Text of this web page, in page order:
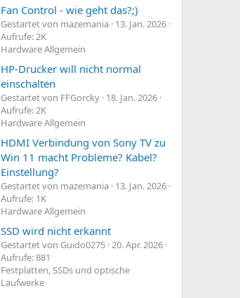
Fan Control - wie geht das?;)
Gestartet von mazemania 13. Jan. 2026
Aufrufe: 2K
Hardware Allgemein
HP-Drucker will nicht normal
einschalten
Gestartet von FFGorcky 18. Jan. 2026
Aufrufe: 2K
Hardware Allgemein
HDMI Verbindung von Sony TV zu
Win 11 macht Probleme? Kabel?
Einstellung?
Gestartet von mazemania 13. Jan. 2026
Aufrufe: 1K
Hardware Allgemein
SSD wird nicht erkannt
Gestartet von Guido0275 20. Apr. 2026
Aufrufe: 881
Festplatten, SSDs und optische
Laufwerke